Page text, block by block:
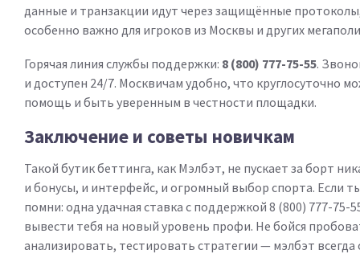
данные и транзакции идут через защищённые
особенно важно для игроков из Москвы и других
Горячая линия службы поддержки: 8 (800) 777-75-55.
и доступен 24/7. Москвичам удобно, что круглосуточно
помощь и быть уверенным в честности площадки.
Заключение и советы новичкам
Такой бутик беттинга, как Мэлбэт, не пускает за борт
и бонусы, и интерфейс, и огромный выбор спорта. Если
помни: одна удачная ставка с поддержкой 8 (800) 777-75-
вывести тебя на новый уровень профи. Не бойся
анализировать, тестировать стратегии — мэлбэт всегда